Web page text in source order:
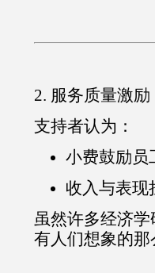
2. 服务质量激励
支持者认为：
小费鼓励员
收入与表现
虽然许多经济
有人们想象的那